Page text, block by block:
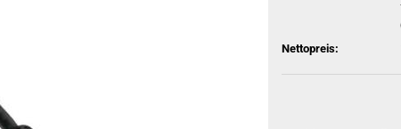
Nettopreis: